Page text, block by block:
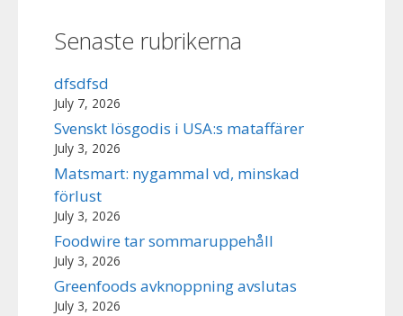
Senaste rubrikerna
dfsdfsd
July 7, 2026
Svenskt lösgodis i USA:s mataffärer
July 3, 2026
Matsmart: nygammal vd, minskad
förlust
July 3, 2026
Foodwire tar sommaruppehåll
July 3, 2026
Greenfoods avknoppning avslutas
July 3, 2026